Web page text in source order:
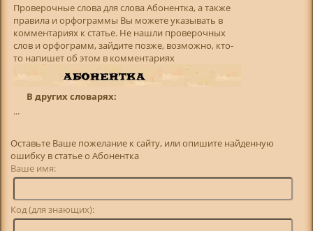
Проверочные слова для слова Абонентка, а также
правила и орфограммы Вы можете указывать в
комментариях к статье. Не нашли проверочных
слов и орфограмм, зайдите позже, возможно, кто-
то напишет об этом в комментариях
В других словарях:
...
Оставьте Ваше пожелание к сайту, или опишите найденную
ошибку в статье о Абонентка
Ваше имя:
Код (для знающих):